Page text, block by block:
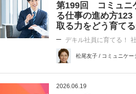
第199回 コミュニ
る仕事の進め方
取る力をどう育てる
デキル社員に育てる！
松尾友子 / コミュニケー
2026.06.19